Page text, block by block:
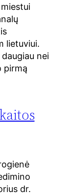
lietuviui.
nei
pirmą
dr.